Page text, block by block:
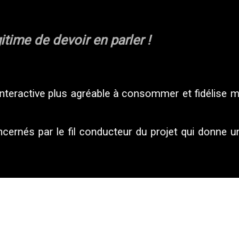
de devoir en parler !
plus agréable à consommer et fidélise
par le fil conducteur du projet qui donne